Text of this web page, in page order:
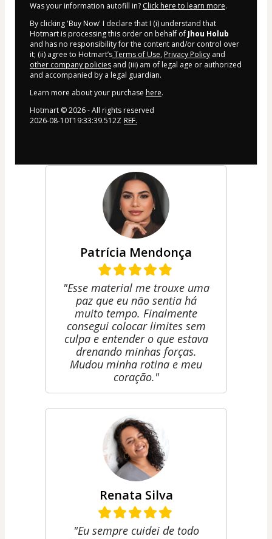
Was your information autofill in? Click here to learn more.
By clicking 'Buy Now' I declare that I (i) understand that
Hotmart is processing this order on behalf ofJhou Holub
and has no responsibility for the content and/or control over
it; (ii) agree to Hotmart’sTerms of Use, Privacy Policy and
other company policies and (iii) am of legal age or authorized
and accompanied by a legal guardian.
Learn more about your purchase here.
Hotmart ©2026- All rights reserved
2026-08-10T19:33:39.512Z REF.
Patrícia Mendonça
"Esse material me trouxe uma
paz que eu não sentia há
muito tempo. Finalmente
consegui colocar limites sem
culpa e entender o que estava
drenando minhas forças.
Mudou minha rotina e meu
coração."
Renata Silva
"Eu sempre cuidei de todo